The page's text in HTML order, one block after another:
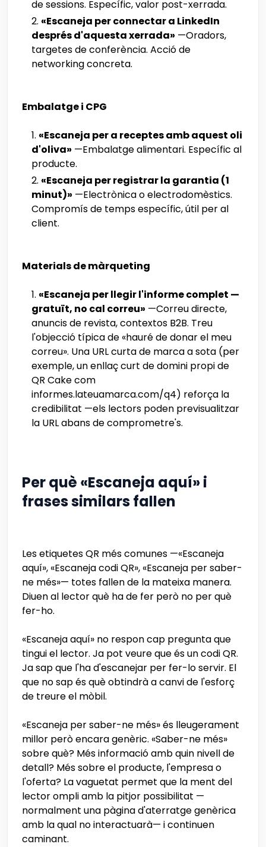
de sessions. Específic, valor post-xerrada.
«Escaneja per connectar a LinkedIn
després d'aquesta xerrada» —Oradors,
targetes de conferència. Acció de
networking concreta.
Embalatge i CPG
«Escaneja per a receptes amb aquest oli
d'oliva» —Embalatge alimentari. Específic al
producte.
«Escaneja per registrar la garantia (1
minut)» —Electrònica o electrodomèstics.
Compromís de temps específic, útil per al
client.
Materials de màrqueting
«Escaneja per llegir l'informe complet —
gratuït, no cal correu» —Correu directe,
anuncis de revista, contextos B2B. Treu
l'objecció típica de «hauré de donar el meu
correu». Una URL curta de marca a sota (per
exemple, un enllaç curt de domini propi de
QR Cake com
informes.lateuamarca.com/q4) reforça la
credibilitat —els lectors poden previsualitzar
la URL abans de comprometre's.
Per què «Escaneja aquí» i
frases similars fallen
Les etiquetes QR més comunes —«Escaneja
aquí», «Escaneja codi QR», «Escaneja per saber-
ne més»— totes fallen de la mateixa manera.
Diuen al lector què ha de fer però no per què
fer-ho.
«Escaneja aquí» no respon cap pregunta que
tingui el lector. Ja pot veure que és un codi QR.
Ja sap que l'ha d'escanejar per fer-lo servir. El
que no sap és què obtindrà a canvi de l'esforç
de treure el mòbil.
«Escaneja per saber-ne més» és lleugerament
millor però encara genèric. «Saber-ne més»
sobre què? Més informació amb quin nivell de
detall? Més sobre el producte, l'empresa o
l'oferta? La vaguetat permet que la ment del
lector ompli amb la pitjor possibilitat —
normalment una pàgina d'aterratge genèrica
amb la qual no interactuarà— i continuen
caminant.